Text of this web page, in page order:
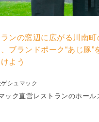
ンの窓辺に広がる川南町
ブランドポーク“あじ豚”
よう
シュマック
ック直営レストランのホール